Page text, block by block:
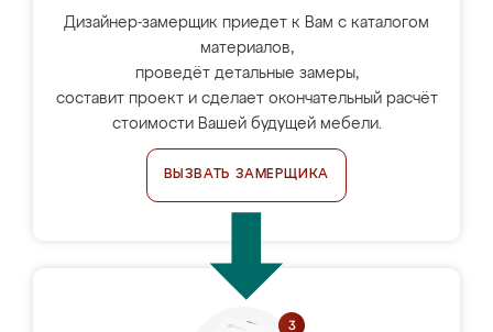
Дизайнер-замерщик приедет к Вам с каталогом
материалов,
проведёт детальные замеры,
составит проект и сделает окончательный расчёт
стоимости Вашей будущей мебели.
ВЫЗВАТЬ ЗАМЕРЩИКА